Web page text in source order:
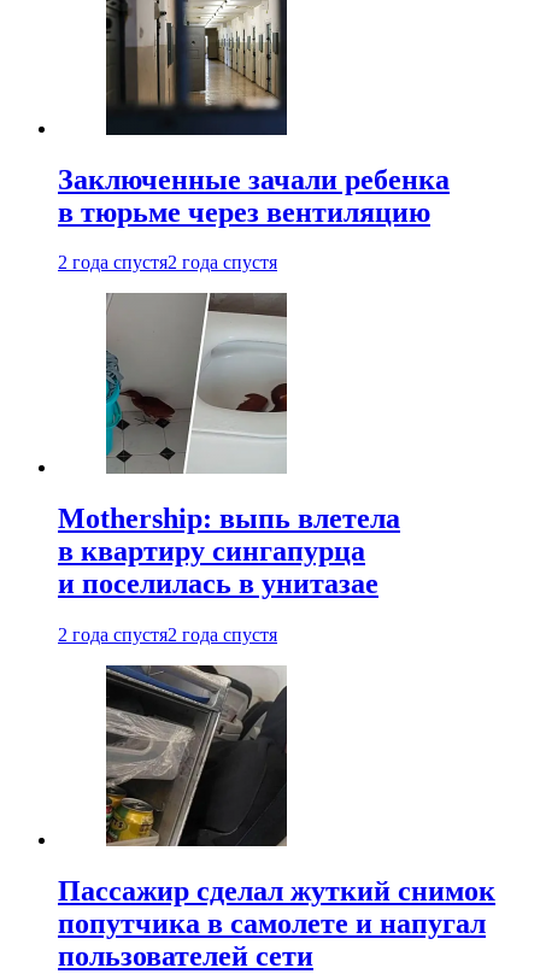
Заключенные зачали ребенка
в тюрьме через вентиляцию
2 года спустя2 года спустя
Mothership: выпь влетела
в квартиру сингапурца
и поселилась в унитазае
2 года спустя2 года спустя
Пассажир сделал жуткий снимок
попутчика в самолете и напугал
пользователей сети